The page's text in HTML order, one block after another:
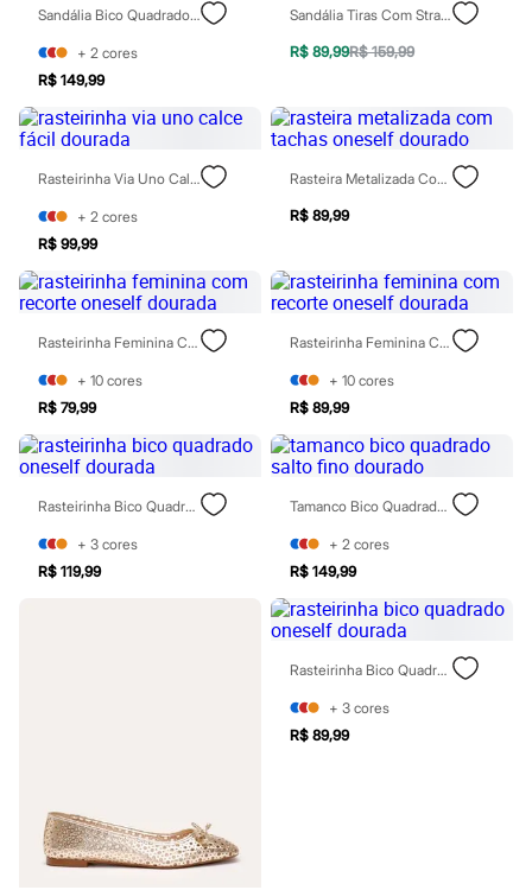
Cabelos
Condicionador
Escovas e Pentes
Finalizadores
Shampoo
Tratamento
Cuidados com o corpo
Hidratante
Protetor solar
Tratamento
Cuidados com o rosto
Esfoliante
Hidratante
Protetor solar
Maquiagens
Batom
Blush
Gloss
Pó facial
Al Wataniah
Banderas
Beleza C&A
Boca Rosa
Payot
Rabanne
Real Techniques
Vizzela
Sandália Bico Quadrado Com Tiras Finas Vinho
+ 2 cores
R$ 149,99
Sandália Tiras Com Strass Bico Quadrado Branca
R$ 89,99R$ 159,99
Rasteirinha Via Uno Calce Fácil Dourada
+ 2 cores
R$ 99,99
Rasteira Metalizada Com Tachas Oneself Dourado
R$ 89,99
Rasteirinha Feminina Com Recorte Oneself Dourada
+ 10 cores
R$ 79,99
Rasteirinha Feminina Com Recorte Oneself Dourada
+ 10 cores
R$ 89,99
Rasteirinha Bico Quadrado Oneself Dourada
+ 3 cores
R$ 119,99
Tamanco Bico Quadrado Salto Fino Dourado
+ 2 cores
R$ 149,99
Rasteirinha Bico Quadrado Oneself Dourada
+ 3 cores
R$ 89,99